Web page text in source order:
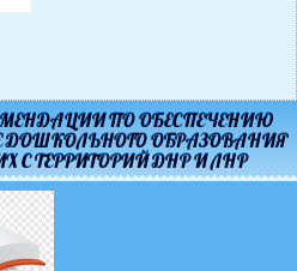
ПО ОБЕСПЕЧЕНИЮ
ДОШКОЛЬНОГО ОБРАЗОВАНИЯ
С ТЕРРИТОРИЙ ДНР И ЛНР